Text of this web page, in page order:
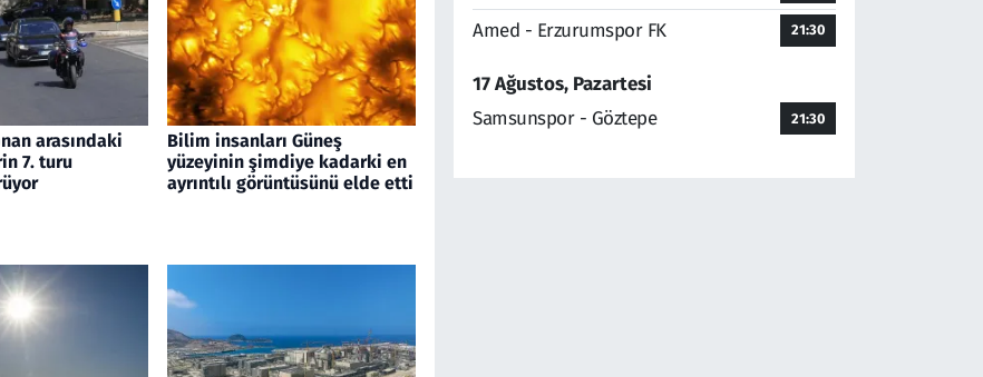
arasındaki
7. turu
Bilim insanları Güneş
yüzeyinin şimdiye kadarki en
ayrıntılı görüntüsünü elde etti
Amed - Erzurumspor FK 21:30
17 Ağustos, Pazartesi
Samsunspor - Göztepe
21:30